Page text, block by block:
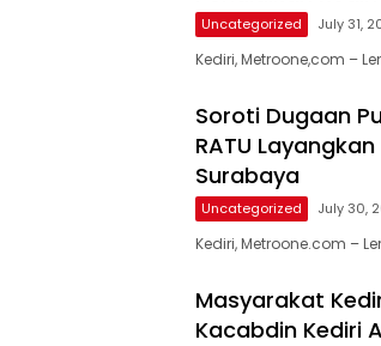
Uncategorized July 31,
​Kediri, Metroone,com –
Soroti Dugaan
RATU
Surabaya
Uncategorized July 30,
Kediri, Metroone.com –
Masyarakat
Kacabdin Kediri